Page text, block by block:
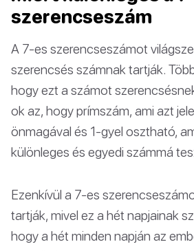
szerencseszám
A 7-es szerencseszámot
szerencsés számnak tartják.
hogy ezt a számot
ok az, hogy prímszám, ami azt
önmagával és 1-gyel osztható,
különleges és egyedi számmá
Ezenkívül a 7-es
tartják, mivel ez a hét napjainak
hogy a hét minden napján az